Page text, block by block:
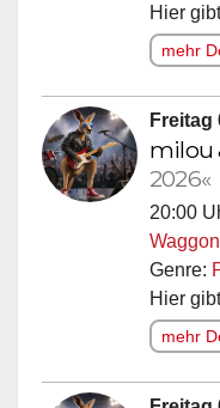
Hier
mehr
Freitag
milou
2026«
20:00
Genre:
Hier
mehr